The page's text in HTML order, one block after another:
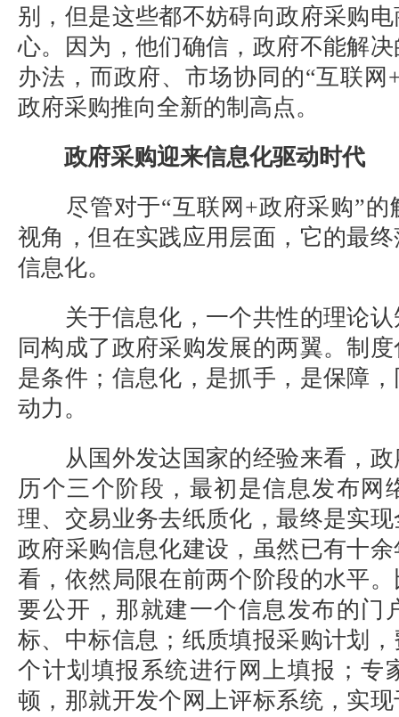
别，但是这些都不妨碍向政府采购
心。因为，他们确信，政府不能解
办法，而政府、市场协同的“互联网
政府采购推向全新的制高点。
政府采购迎来信息化驱动时代
尽管对于“互联网+政府采购”的
视角，但在实践应用层面，它的最
信息化。
关于信息化，一个共性的理论认
同构成了政府采购发展的两翼。制
是条件；信息化，是抓手，是保障
动力。
从国外发达国家的经验来看，政
历个三个阶段，最初是信息发布网
理、交易业务去纸质化，最终是实
政府采购信息化建设，虽然已有十
看，依然局限在前两个阶段的水平
要公开，那就建一个信息发布的门
标、中标信息；纸质填报采购计划
个计划填报系统进行网上填报；专
顿，那就开发个网上评标系统，实